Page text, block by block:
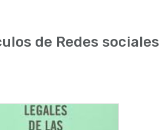
de Redes sociales